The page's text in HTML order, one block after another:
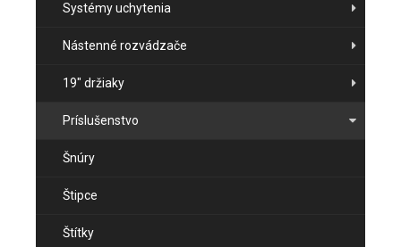
Systémy uchytenia
Nástenné rozvádzače
19" držiaky
Príslušenstvo
Šnúry
Štipce
Štítky